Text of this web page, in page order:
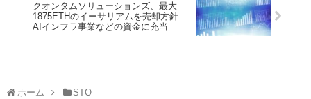
クオンタムソリューションズ、最大
1875ETHのイーサリアムを売却方針
AIインフラ事業などの資金に充当
ホーム STO